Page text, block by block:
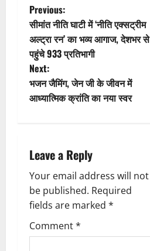
t
i
o
n
P
o
s
t
v
i
g
a
Previous:
सीमांत नीति घाटी में ‘नीति एक्सट्रीम
अल्ट्रा रन’ का भव्य आगाज, देशभर से
पहुंचे 933 प्रतिभागी
Next:
भजन जैमिंग, जेन जी के जीवन में
आध्यात्मिक क्रांति का नया स्वर
Leave a Reply
Your email address will not
be published. Required
fields are marked *
Comment*